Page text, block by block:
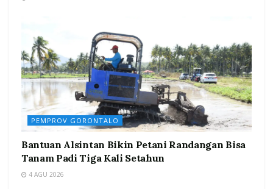
PEMPROV GORONTALO
Bantuan Alsintan Bikin Petani Randangan Bisa
Tanam Padi Tiga Kali Setahun
4 AGU 2026